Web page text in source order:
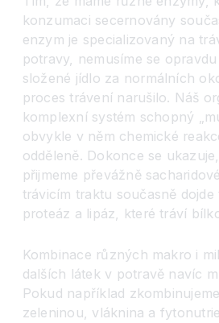
konzumaci secernovány
enzym je specializovaný na
potravy, nemusíme se
složené jídlo za normálních
proces trávení narušilo. Náš
komplexní systém schopný
obvykle v něm chemické
odděleně. Dokonce se
přijmeme převážně
trávicím traktu současně
proteáz a lipáz, které tráví
Kombinace různých makro i
dalších látek v potravě navíc
Pokud například
zeleninou, vláknina a